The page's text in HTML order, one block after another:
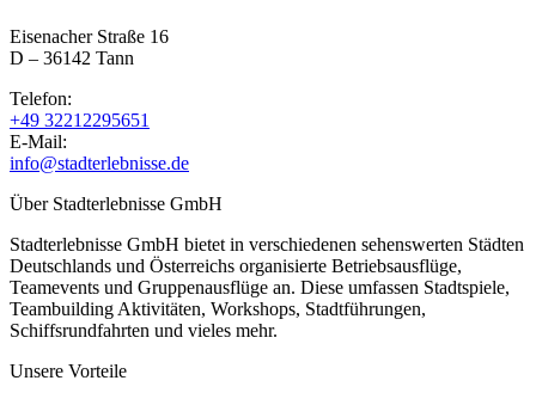
Eisenacher Straße 16
D – 36142 Tann
Telefon:
+49 32212295651
E-Mail:
info@stadterlebnisse.de
Über Stadterlebnisse GmbH
Stadterlebnisse GmbH bietet in verschiedenen sehenswerten Städten
Deutschlands und Österreichs organisierte Betriebsausflüge,
Teamevents und Gruppenausflüge an. Diese umfassen Stadtspiele,
Teambuilding Aktivitäten, Workshops, Stadtführungen,
Schiffsrundfahrten und vieles mehr.
Unsere Vorteile